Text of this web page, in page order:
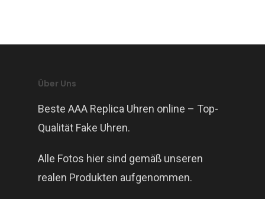
Über Uns
Beste AAA Replica Uhren online – Top-
Qualität Fake Uhren.
Alle Fotos hier sind gemäß unseren
realen Produkten aufgenommen.